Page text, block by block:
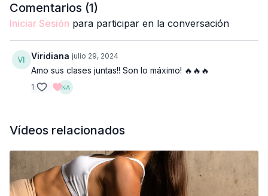
Comentarios (1)
Iniciar Sesión para participar en la conversación
Viridiana julio 29, 2024
Amo sus clases juntas!! Son lo máximo! 🔥🔥🔥
1
Vídeos relacionados